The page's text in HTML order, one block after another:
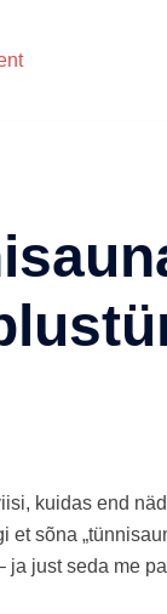
kuidas end
et sõna
ja just seda me